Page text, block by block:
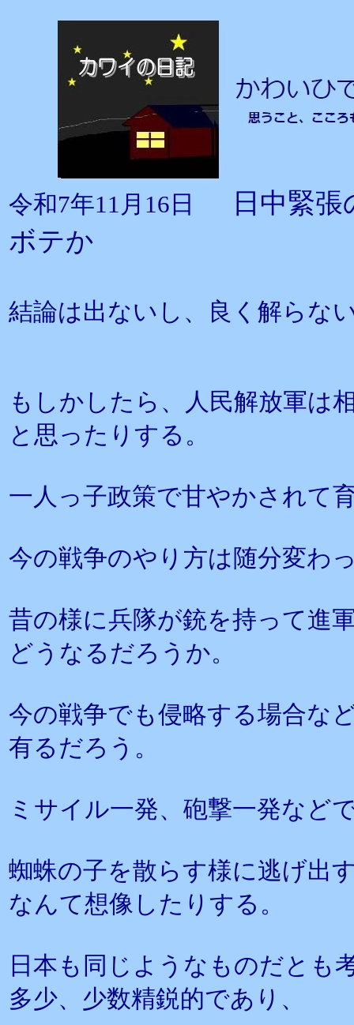
令和7年11月16日
日中緊
ボテか
結論は出ないし、良く解らな
もしかしたら、人民解放軍は
と思ったりする。
一人っ子政策で甘やかされて
今の戦争のやり方は随分変わ
昔の様に兵隊が銃を持って進
どうなるだろうか。
今の戦争でも侵略する場合な
有るだろう。
ミサイル一発、砲撃一発など
蜘蛛の子を散らす様に逃げ出
なんて想像したりする。
日本も同じようなものだとも
多少、少数精鋭的であり、